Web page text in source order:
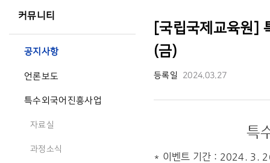
커뮤니티
공지사항
언론보도
특수외국어진흥사업
자료실
과정소식
[국립국제교육원]
(금)
등록일 2024.03.27
특
* 이벤트 기간 : 2024. 3.